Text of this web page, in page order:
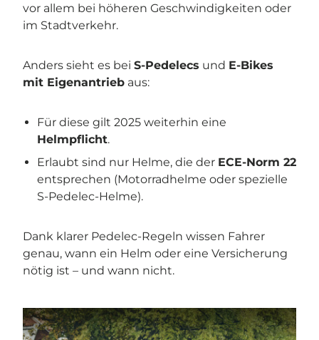
vor allem bei höheren Geschwindigkeiten oder
im Stadtverkehr.
Anders sieht es bei S-Pedelecs und E-Bikes
mit Eigenantrieb aus:
Für diese gilt 2025 weiterhin eine
Helmpflicht.
Erlaubt sind nur Helme, die der ECE-Norm 22
entsprechen (Motorradhelme oder spezielle
S-Pedelec-Helme).
Dank klarer Pedelec-Regeln wissen Fahrer
genau, wann ein Helm oder eine Versicherung
nötig ist – und wann nicht.